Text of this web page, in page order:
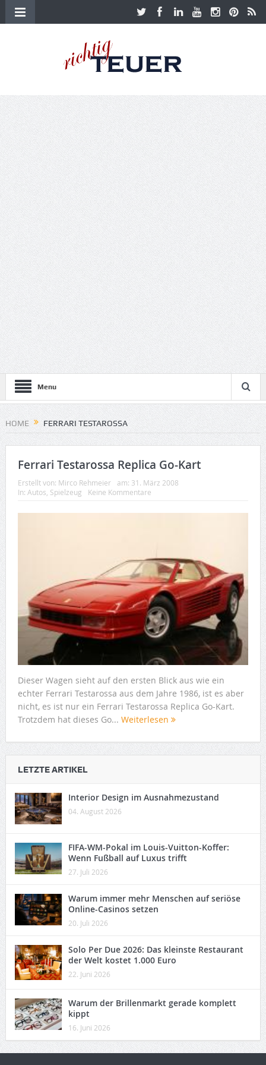
Menu
HOME FERRARI TESTAROSSA
Ferrari Testarossa Replica Go-Kart
Erstellt von: Mirco Rehmeier am: 31. März 2008
In: Autos Spielzeug Keine Kommentare
Dieser Wagen sieht auf den ersten Blick aus wie ein
echter Ferrari Testarossa aus dem Jahre 1986, ist es aber
nicht, es ist nur ein Ferrari Testarossa Replica Go-Kart.
Trotzdem hat dieses Go... Weiterlesen
LETZTE ARTIKEL
Interior Design im Ausnahmezustand
04. August 2026
FIFA-WM-Pokal im Louis-Vuitton-Koffer:
Wenn Fußball auf Luxus trifft
27. Juli 2026
Warum immer mehr Menschen auf seriöse
Online-Casinos setzen
20. Juli 2026
Solo Per Due 2026: Das kleinste Restaurant
der Welt kostet 1.000 Euro
22. Juni 2026
Warum der Brillenmarkt gerade komplett
kippt
16. Juni 2026